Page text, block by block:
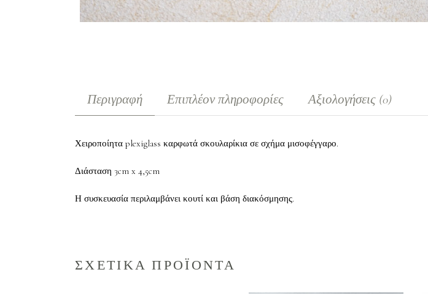
Περιγραφή Επιπλέον πληροφορίες Αξιολογήσεις (0)
Χειροποίητα plexiglass καρφωτά σκουλαρίκια σε σχήμα μισοφέγγαρο.
Διάσταση 3cm x 4,5cm
Η συσκευασία περιλαμβάνει κουτί και βάση διακόσμησης.
ΣΧΕΤΙΚΑ ΠΡΟΪΟΝΤΑ